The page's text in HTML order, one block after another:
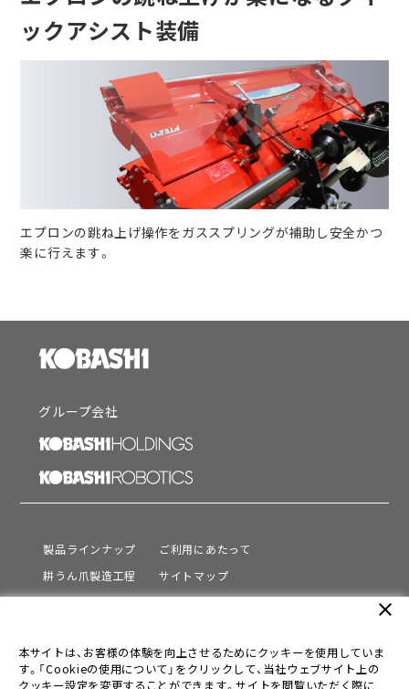
ックアシスト装備
エプロンの跳ね上げ操作をガススプリングが補助し安全かつ
楽に行えます。
グループ会社
製品ラインナップ
耕うん爪製造工程
サポート
会社情報
採用情報
ご利用にあたって
サイトマップ
プライバシーポリシー
本サイトは、お客様の体験を向上させるためにクッキーを使用していま
す。「Cookieの使用について」をクリックして、当社ウェブサイト上の
クッキー設定を変更することができます。サイトを閲覧いただく際に
close